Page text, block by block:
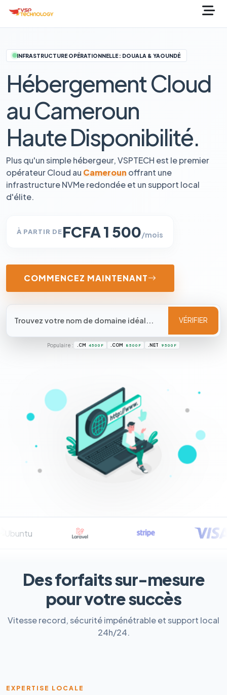
INFRASTRUCTURE OPÉRATIONNELLE : DOUALA & YAOUNDÉ
Hébergement Cloud
au Cameroun
Haute Disponibilité.
Plus qu'un simple hébergeur, VSPTECH est le premier
opérateur Cloud au Cameroun offrant une
infrastructure NVMe redondée et un support local
d'élite.
À PARTIR DEFCFA 1 500/mois
COMMENCEZ MAINTENANT
VÉRIFIER
Populaire : .CM 4 500 F .COM 8 500 F .NET 9 500 F
Des forfaits sur-mesure
pour votre succès
Vitesse record, sécurité impénétrable et support local
24h/24.
EXPERTISE LOCALE